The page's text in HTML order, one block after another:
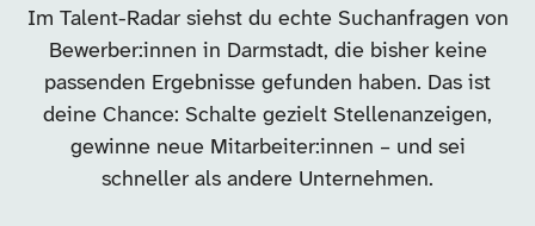
Im Talent-Radar siehst du echte Suchanfragen von
Bewerber:innen in Darmstadt, die bisher keine
passenden Ergebnisse gefunden haben. Das ist
deine Chance: Schalte gezielt Stellenanzeigen,
gewinne neue Mitarbeiter:innen – und sei
schneller als andere Unternehmen.